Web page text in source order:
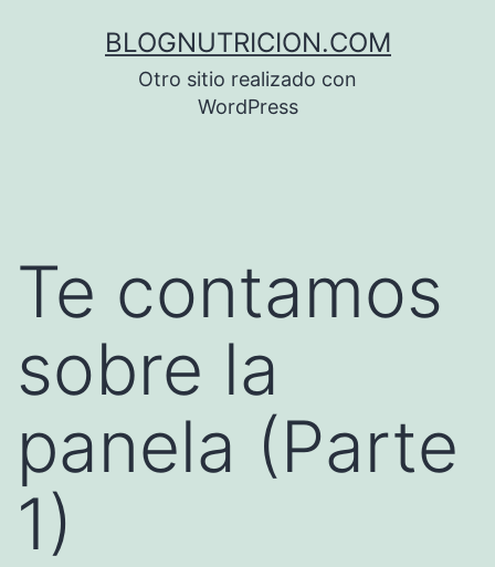
BLOGNUTRICION.COM
Otro sitio realizado con
WordPress
Te contamos
sobre la
panela (Parte
1)